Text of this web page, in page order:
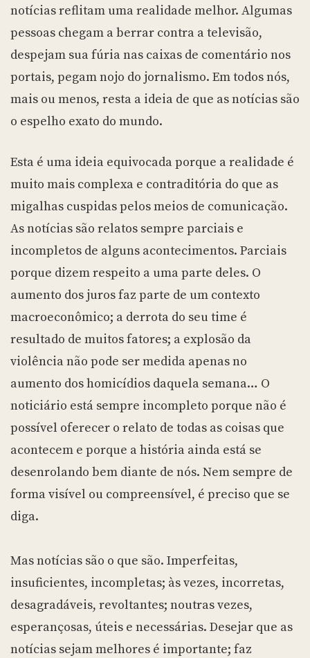
notícias reflitam uma realidade melhor. Algumas
pessoas chegam a berrar contra a televisão,
despejam sua fúria nas caixas de comentário nos
portais, pegam nojo do jornalismo. Em todos nós,
mais ou menos, resta a ideia de que as notícias são
o espelho exato do mundo.
Esta é uma ideia equivocada porque a realidade é
muito mais complexa e contraditória do que as
migalhas cuspidas pelos meios de comunicação.
As notícias são relatos sempre parciais e
incompletos de alguns acontecimentos. Parciais
porque dizem respeito a uma parte deles. O
aumento dos juros faz parte de um contexto
macroeconômico; a derrota do seu time é
resultado de muitos fatores; a explosão da
violência não pode ser medida apenas no
aumento dos homicídios daquela semana… O
noticiário está sempre incompleto porque não é
possível oferecer o relato de todas as coisas que
acontecem e porque a história ainda está se
desenrolando bem diante de nós. Nem sempre de
forma visível ou compreensível, é preciso que se
diga.
Mas notícias são o que são. Imperfeitas,
insuficientes, incompletas; às vezes, incorretas,
desagradáveis, revoltantes; noutras vezes,
esperançosas, úteis e necessárias. Desejar que as
notícias sejam melhores é importante; faz